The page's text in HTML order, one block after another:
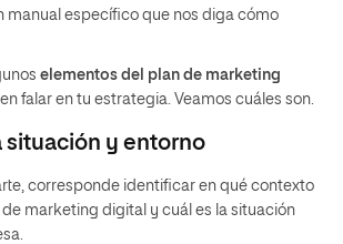
manual específico que nos diga cómo
elementos del plan de marketing
falar en tu estrategia. Veamos cuáles son.
situación y entorno
corresponde identificar en qué contexto
de marketing digital y cuál es la situación